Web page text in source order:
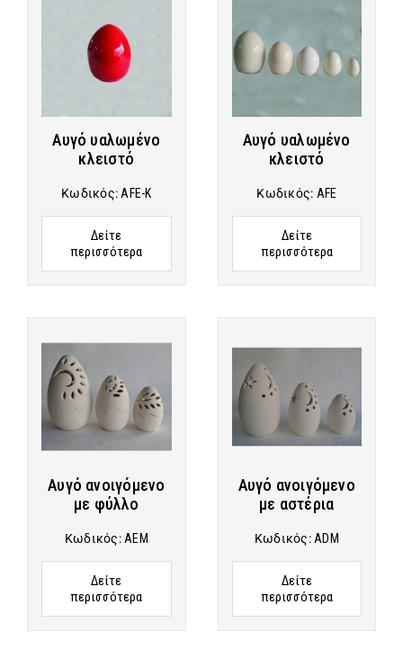
Αυγό υαλωμένο
κλειστό
Κωδικός: AFE-K
Δείτε
περισσότερα
Αυγό υαλωμένο
κλειστό
Κωδικός: AFE
Δείτε
περισσότερα
Αυγό ανοιγόμενο
με φύλλο
Κωδικός: AEM
Δείτε
περισσότερα
Αυγό ανοιγόμενο
με αστέρια
Κωδικός: ADM
Δείτε
περισσότερα